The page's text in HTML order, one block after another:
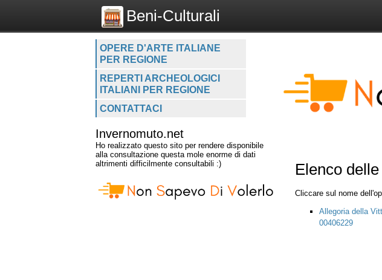
Beni-Culturali
OPERE D'ARTE ITALIANE
PER REGIONE
REPERTI ARCHEOLOGICI
ITALIANI PER REGIONE
CONTATTACI
Invernomuto.net
Ho realizzato questo sito per rendere disponibile
alla consultazione questa mole enorme di dati
altrimenti difficilmente consultabili :)
Elenco
Cliccare sul nome
Allegoria della
00406229